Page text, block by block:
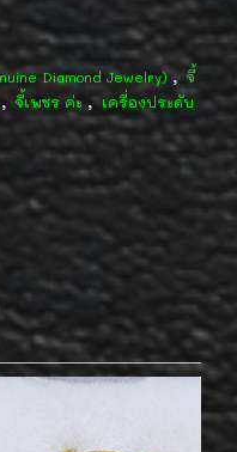
Diamond Jewelry), จี้
, จี้เพชร ค่ะ , เครื่องประดับ